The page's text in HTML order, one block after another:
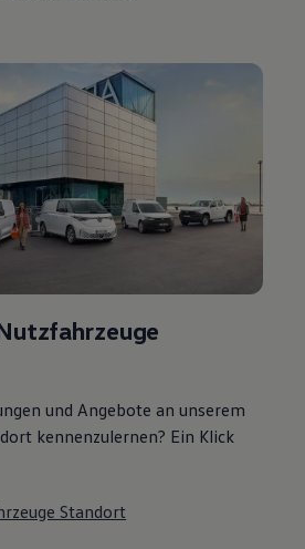
und Angebote an unserem
kennenzulernen? Ein Klick
Standort